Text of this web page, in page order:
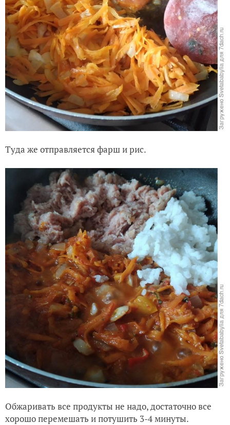
Туда же отправляется фарш и рис.
Обжаривать все продукты не надо, достаточно все
хорошо перемешать и потушить 3-4 минуты.